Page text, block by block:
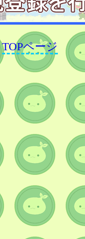
TOPページ